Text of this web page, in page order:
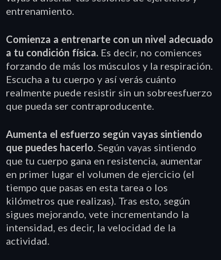
entrenamiento.
Comienza a entrenarte con un nivel adecuado
a tu condición física. Es decir, no comiences
forzando de más los músculos y la respiración.
Escucha a tu cuerpo y así verás cuánto
realmente puede resistir sin un sobreesfuerzo
que pueda ser contraproducente.
Aumenta el esfuerzo según vayas sintiendo
que puedes hacerlo. Según vayas sintiendo
que tu cuerpo gana en resistencia, aumentar
en primer lugar el volumen de ejercicio (el
tiempo que pasas en esta tarea o los
kilómetros que realizas). Tras esto, según
sigues mejorando, vete incrementando la
intensidad, es decir, la velocidad de la
actividad.